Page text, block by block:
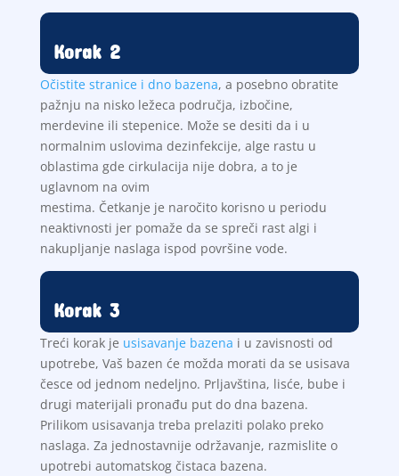
Korak 2
Očistite stranice i dno bazena, a posebno obratite
pažnju na nisko ležeca područja, izbočine,
merdevine ili stepenice. Može se desiti da i u
normalnim uslovima dezinfekcije, alge rastu u
oblastima gde cirkulacija nije dobra, a to je
uglavnom na ovim
mestima. Četkanje je naročito korisno u periodu
neaktivnosti jer pomaže da se spreči rast algi i
nakupljanje naslaga ispod površine vode.
Korak 3
Treći korak je usisavanje bazena i u zavisnosti od
upotrebe, Vaš bazen će možda morati da se usisava
česce od jednom nedeljno. Prljavština, lisće, bube i
drugi materijali pronađu put do dna bazena.
Prilikom usisavanja treba prelaziti polako preko
naslaga. Za jednostavnije održavanje, razmislite o
upotrebi automatskog čistaca bazena.